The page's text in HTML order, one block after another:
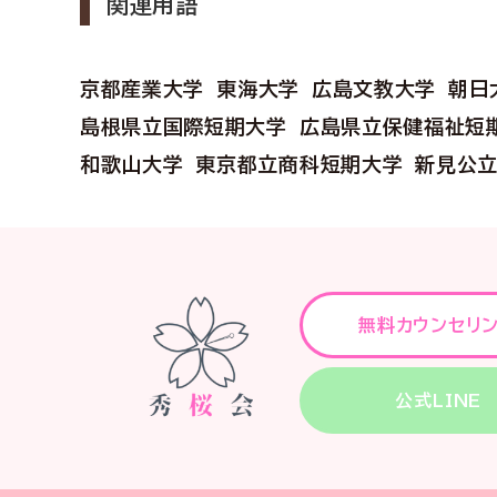
関連用語
京都産業大学 東海大学 広島文教大学
朝日
島根県立国際短期大学
広島県立保健福祉短
和歌山大学
東京都立商科短期大学 新見公
無料カウンセリ
公式LINE